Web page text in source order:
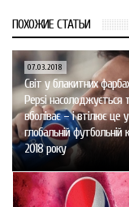
ПОХОЖИЕ СТАТЬИ
07.03.2018
Cвіт у блакитних
Pepsi насолоджується
вболіває – і втілює це у
глобальній футбольній
2018 року